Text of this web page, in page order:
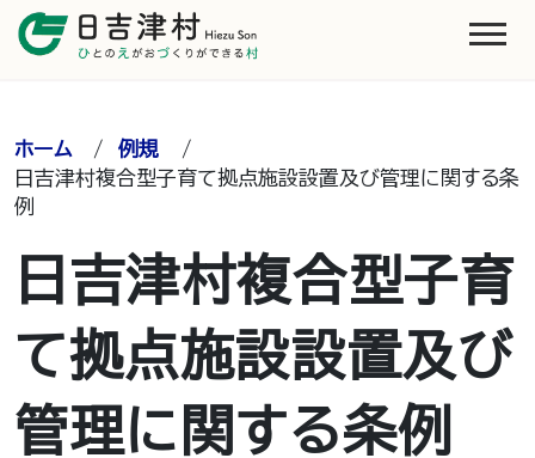
ホーム /例規 /
日吉津村複合型子育て拠点施設設置及び管理に関する条
例
日吉津村複合型子育
て拠点施設設置及び
管理に関する条例